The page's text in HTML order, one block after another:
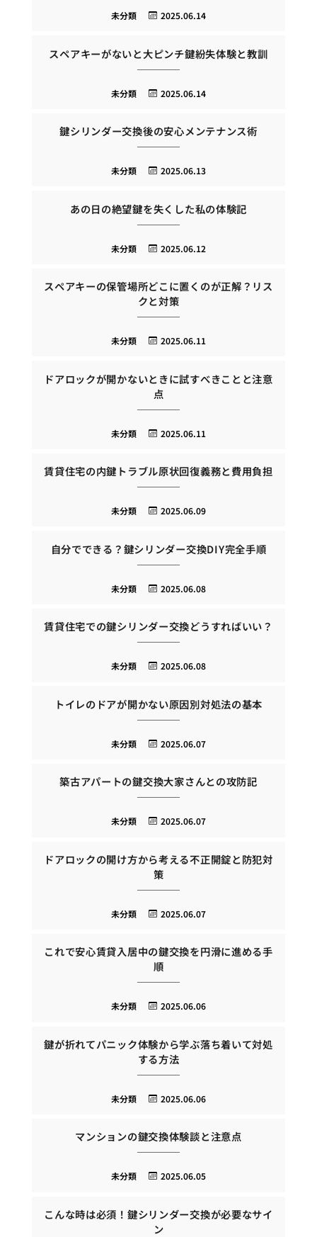
2025.06.14
未分類
スペアキーがないと大ピンチ鍵紛失体験と教訓
2025.06.14
未分類
鍵シリンダー交換後の安心メンテナンス術
2025.06.13
未分類
あの日の絶望鍵を失くした私の体験記
2025.06.12
未分類
スペアキーの保管場所どこに置くのが正解？リス
クと対策
2025.06.11
未分類
ドアロックが開かないときに試すべきことと注意
点
2025.06.11
未分類
賃貸住宅の内鍵トラブル原状回復義務と費用負担
2025.06.09
未分類
自分でできる？鍵シリンダー交換DIY完全手順
2025.06.08
未分類
賃貸住宅での鍵シリンダー交換どうすればいい？
2025.06.08
未分類
トイレのドアが開かない原因別対処法の基本
2025.06.07
未分類
築古アパートの鍵交換大家さんとの攻防記
2025.06.07
未分類
ドアロックの開け方から考える不正開錠と防犯対
策
2025.06.07
未分類
これで安心賃貸入居中の鍵交換を円滑に進める手
順
2025.06.06
未分類
鍵が折れてパニック体験から学ぶ落ち着いて対処
する方法
2025.06.06
未分類
マンションの鍵交換体験談と注意点
2025.06.05
未分類
こんな時は必須！鍵シリンダー交換が必要なサイ
ン